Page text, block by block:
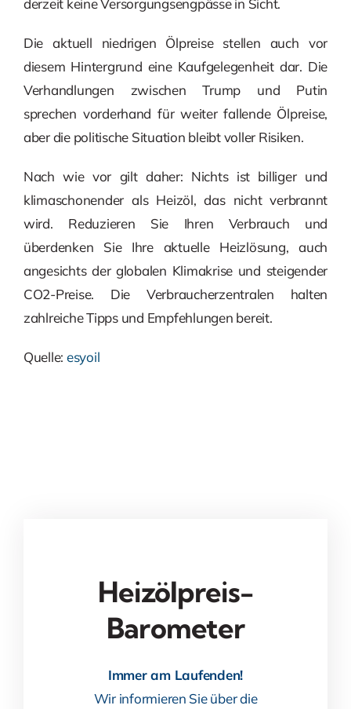
derzeit keine Versorgungsengpässe in Sicht.
Die aktuell niedrigen Ölpreise stellen auch vor
diesem Hintergrund eine Kaufgelegenheit dar. Die
Verhandlungen zwischen Trump und Putin
sprechen vorderhand für weiter fallende Ölpreise,
aber die politische Situation bleibt voller Risiken.
Nach wie vor gilt daher: Nichts ist billiger und
klimaschonender als Heizöl, das nicht verbrannt
wird. Reduzieren Sie Ihren Verbrauch und
überdenken Sie Ihre aktuelle Heizlösung, auch
angesichts der globalen Klimakrise und steigender
CO2-Preise. Die Verbraucherzentralen halten
zahlreiche Tipps und Empfehlungen bereit.
Quelle: esyoil
Heizölpreis-
Barometer
Immer am Laufenden!
Wir informieren Sie über die